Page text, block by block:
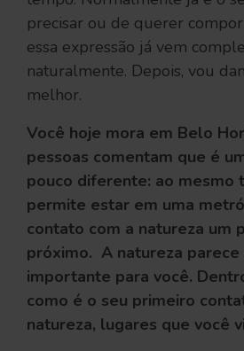
precisar ou de querer
essa expressão já vem
naturalmente. Depois, vou
melhor.
Você hoje mora em Belo
pessoas comentam que é
pouco diferente: ao mesmo
permite estar em uma
contato com a natureza um
próximo. A natureza
importante para você.
como é o seu primeiro
natureza, lugares que você